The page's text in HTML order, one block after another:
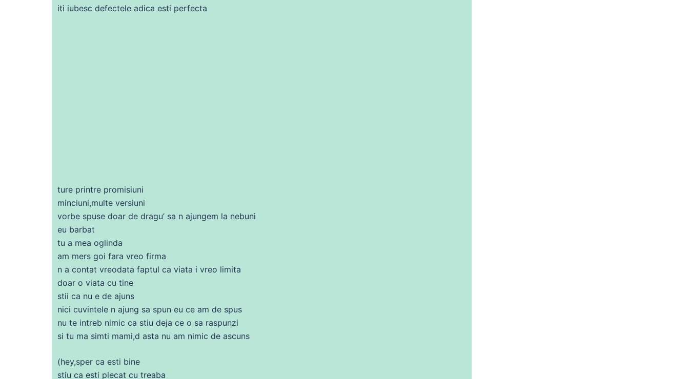
iti iubesc defectele adica esti perfecta
ture printre promisiuni
minciuni,multe versiuni
vorbe spuse doar de dragu’ sa n ajungem la nebuni
eu barbat
tu a mea oglinda
am mers goi fara vreo firma
n a contat vreodata faptul ca viata i vreo limita
doar o viata cu tine
stii ca nu e de ajuns
nici cuvintele n ajung sa spun eu ce am de spus
nu te intreb nimic ca stiu deja ce o sa raspunzi
si tu ma simti mami,d asta nu am nimic de ascuns
(hey,sper ca esti bine
stiu ca esti plecat cu treaba